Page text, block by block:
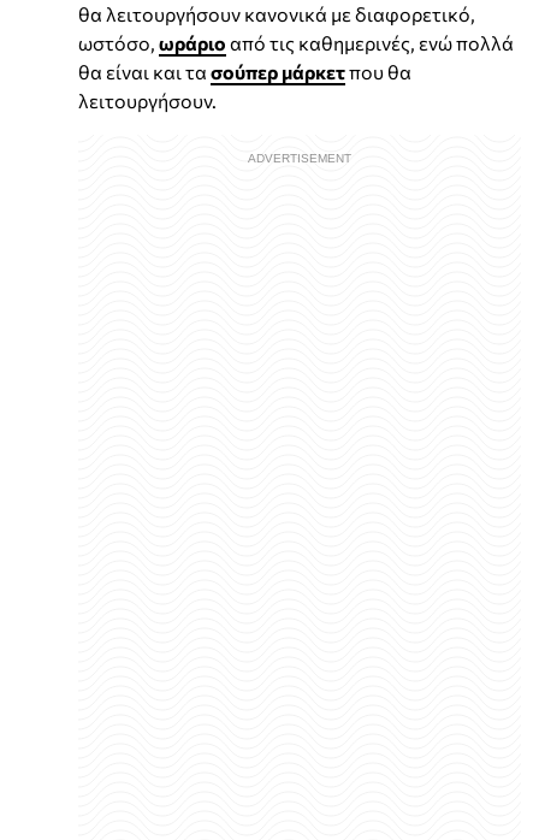
θα λειτουργήσουν κανονικά με διαφορετικό,
ωστόσο, ωράριο από τις καθημερινές, ενώ πολλά
θα είναι και τα σούπερ μάρκετπου θα
λειτουργήσουν.